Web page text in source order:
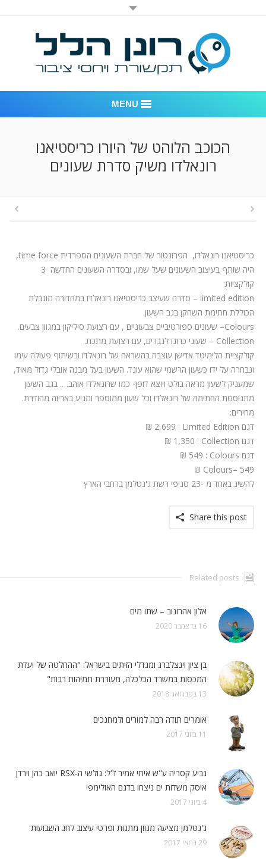
MENU
אודות החברה
המלצות
צור קשר
הכוכב הלוהט של היורו כריסטיאנו
רונאלדו משיק סדרת שעונים
כריסטיאנו רונאלדו, הפרזנטור של חברת השעונים הספרדית time force
,
היה שותף בעיצוב השעונים שעל שמו, ובסדרה השעונים החדשה 3
קולקציות:
limited edition – סדרה שעיצב כריסטיאנו רונאלדו במהדורה מוגבלת
הכוללת חתימת השחקן בגב השעון.
Colours– שעונים ספורטיביים צבעוניים , עם רצועת סיליקון במגוון צבעים.
Collection – שעוני כרונו לגברים, עם רצועת מתכת.
קולקציית הלימיטד אדישן עוצבה בהשראה של רונאלדו ובשיתוף פעולה עימו
ונבחרה על ידו כשעון הרשמי שהוא עונד. השעון בעל מבנה אובלי גדול מאוד,
שמעניק לשעון מראה בולט ויוצא דופן- כמו שרונאלדו אוהב…. בגב השעון
מתנוססת החתימה של רונאלדו וכל שעון ממוספר ומגיע באריזה מהודרת.
מחירים:
דגם Limited Edition
: 2,699 ₪
דגם Collection
: 1,350 ₪
דגם Colours
: 549 ₪
Colours– 549
₪
להשיג באחד מ -23 סניפי רשת ג'נטלמן ברחבי הארץ
Share this post
Related posts
אלון אהרונוב – שתו מים
16 בדצמבר 2020
בן ציון וינצלברג ומגדלי הזיתים בישראל: "ההחלטה של ועדת
המכסות במשרד הכלכלה, מעוררת תמיהות רבות"
13 בפברואר 2018
אומרים תודה רבה למורים ולמחנכים
11 ביוני 2017
גביע קסריה ע"ש איתי אמיר ז"ל: גולשי ה-RSX יואב כהן וירדן
איסק משדות ים ניצחו בדגם האולימפי
4 ביוני 2017
ג'נטלמן מציעה מגוון מתנות ופרטי עיצוב לחג השבועות
29 במאי 2017